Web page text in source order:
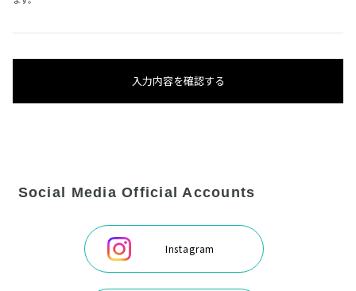
入力内容を確認する
Social Media Official Accounts
Instagram